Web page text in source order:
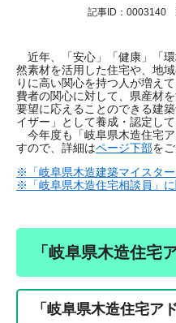
記事ID：0003140
近年、「安心」「健康」「
然素材を活用した住宅や、地
りに高い関心を持つ人が増え
費者の関心に対して、県産材
要望に応えることのできる建
イザー」として養成・認定して
今年度も「岐阜県木造住宅
すので、詳細はページ下部を
※「岐阜県木造建築マイスタ
※「岐阜県木造住宅相談員」
「岐阜県木造住宅
「岐阜県木造住宅ア